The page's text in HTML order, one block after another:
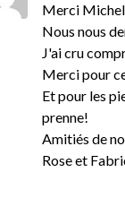
Merci Michel
Nous nous
J'ai cru
Merci pour
Et pour les
prenne!
Amitiés de
Rose et